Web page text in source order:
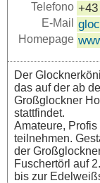
Telefono
E-Mail
Homepage
Der
das auf der ab
Großglockner
stattfindet.
Amateure,
teilnehmen.
der
Fuschertörl auf
bis zur